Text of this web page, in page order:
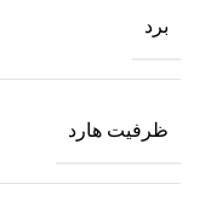
برد
ظرفیت هارد